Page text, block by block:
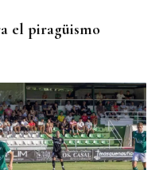
el piragüismo